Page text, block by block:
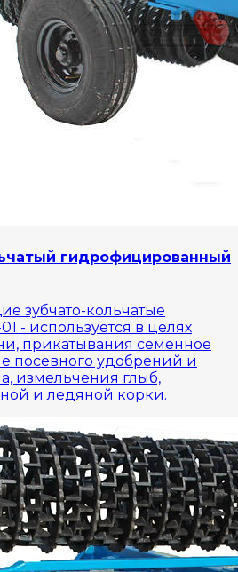
гидрофицированный
зубчато-кольчатые
- используется в целях
прикатывания семенное
посевного удобрений и
измельчения глыб,
и ледяной корки.